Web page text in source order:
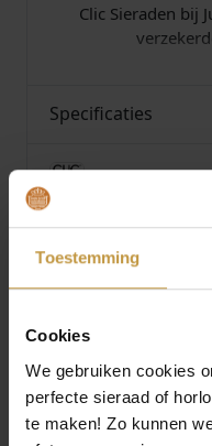
Toestemming
Cookies
We gebruiken cookies
perfecte sieraad of
te maken! Zo kunnen
Clic Sieraden bij
Specificaties
Over Clic